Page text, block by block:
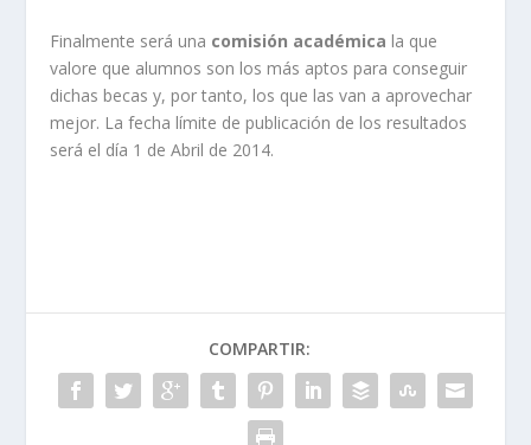
Finalmente será una comisión académica la que
valore que alumnos son los más aptos para conseguir
dichas becas y, por tanto, los que las van a aprovechar
mejor. La fecha límite de publicación de los resultados
será el día 1 de Abril de 2014.
COMPARTIR: